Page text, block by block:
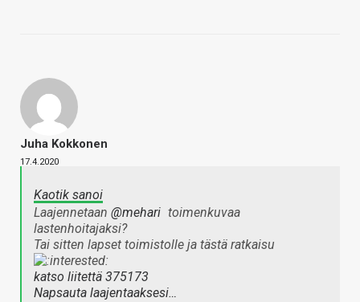
Juha Kokkonen
17.4.2020
Kaotik sanoi
Laajennetaan @mehari toimenkuvaa
lastenhoitajaksi?
Tai sitten lapset toimistolle ja tästä ratkaisu
katso liitettä 375173
Napsauta laajentaaksesi…